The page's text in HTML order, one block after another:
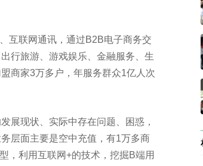
联网通讯，通过B2B电子商务交
行旅游、游戏娱乐、金融服务、生
商家3万多户，年服务群众1亿人次
现状、实际中存在问题、困惑，
层面主要是空中充值，有1万多商
，利用互联网+的技术，挖掘B端用